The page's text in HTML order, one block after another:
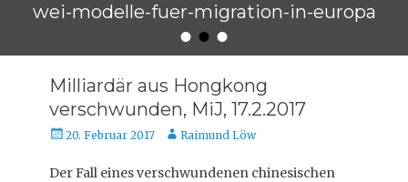
•••
wei-modelle-fuer-migration-in-europa
Raimund Löw
Milliardär aus Hongkong
verschwunden, MiJ, 17.2.2017
Veröffentlicht
20. Februar 2017 AutorRaimund Löw
Der Fall eines verschwundenen chinesischen